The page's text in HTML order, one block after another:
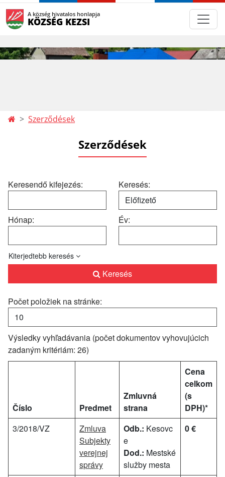
A község hivatalos honlapja
KÖZSÉG KEZSI
Szerződések
Szerződések
Keresendő kifejezés: Keresés:
Hónap: Év:
Kiterjedtebb keresés
Keresés
Počet položiek na stránke:
Výsledky vyhľadávania (počet dokumentov vyhovujúcich
zadaným kritériám: 26)
Číslo Predmet
Zmluvná
strana
Cena
celkom
(s
DPH)*
3/2018/VZ
Zmluva
Subjekty
verejnej
správy
Odb.: Kesovc
e
Dod.: Mestské
služby mesta
0 €